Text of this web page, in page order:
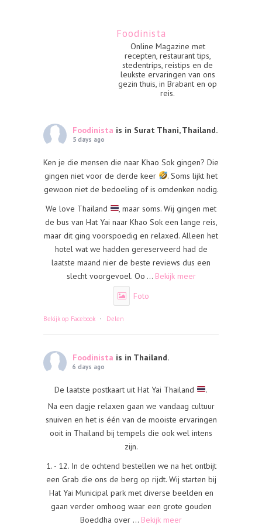
Foodinista
Online Magazine met
recepten, restaurant tips,
stedentrips, reistips en de
leukste ervaringen van ons
gezin thuis, in Brabant en op
reis.
Foodinista is in Surat Thani, Thailand.
5 days ago
Ken je die mensen die naar Khao Sok gingen? Die
gingen niet voor de derde keer
. Soms lijkt het
gewoon niet de bedoeling of is omdenken nodig.
We love Thailand
, maar soms. Wij gingen met
de bus van Hat Yai naar Khao Sok een lange reis,
maar dit ging voorspoedig en relaxed. Alleen het
hotel wat we hadden gereserveerd had de
laatste maand nier de beste reviews dus een
slecht voorgevoel. Oo ... Bekijk meer
Foto
Bekijk op Facebook · Delen
Foodinista is in Thailand.
6 days ago
De laatste postkaart uit Hat Yai Thailand
.
Na een dagje relaxen gaan we vandaag cultuur
snuiven en het is één van de mooiste ervaringen
ooit in Thailand bij tempels die ook wel intens
zijn.
1. - 12. In de ochtend bestellen we na het ontbijt
een Grab die ons de berg op rijdt. Wij starten bij
Hat Yai Municipal park met diverse beelden en
gaan verder omhoog waar een grote gouden
Boeddha over ... Bekijk meer